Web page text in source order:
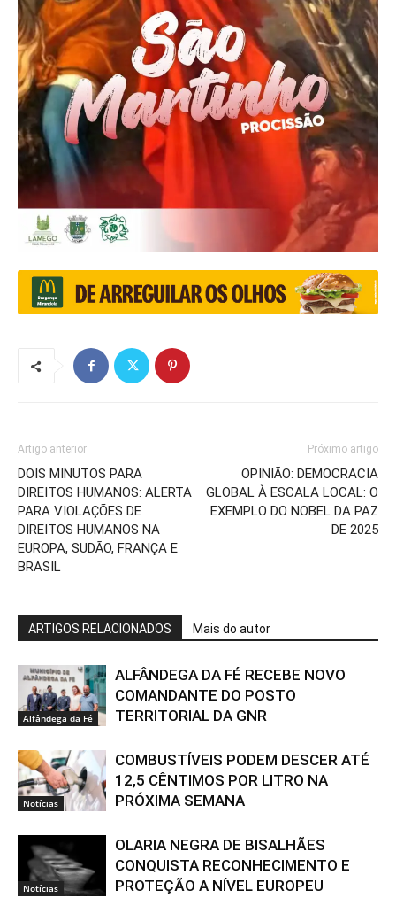
Artigo anterior
DOIS MINUTOS PARA
DIREITOS HUMANOS: ALERTA
PARA VIOLAÇÕES DE
DIREITOS HUMANOS NA
EUROPA, SUDÃO, FRANÇA E
BRASIL
Próximo artigo
OPINIÃO: DEMOCRACIA
GLOBAL À ESCALA LOCAL: O
EXEMPLO DO NOBEL DA PAZ
DE 2025
ARTIGOS RELACIONADOS Mais do autor
Alfândega da Fé
ALFÂNDEGA DA FÉ RECEBE NOVO
COMANDANTE DO POSTO
TERRITORIAL DA GNR
Notícias
COMBUSTÍVEIS PODEM DESCER ATÉ
12,5 CÊNTIMOS POR LITRO NA
PRÓXIMA SEMANA
Notícias
OLARIA NEGRA DE BISALHÃES
CONQUISTA RECONHECIMENTO E
PROTEÇÃO A NÍVEL EUROPEU